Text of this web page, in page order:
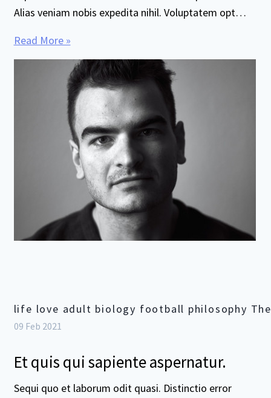
Alias veniam nobis expedita nihil. Voluptatem opt…
Read More »
life love adult biology football philosophy
09 Feb 2021
Et quis qui sapiente aspernatur.
Sequi quo et laborum odit quasi. Distinctio error